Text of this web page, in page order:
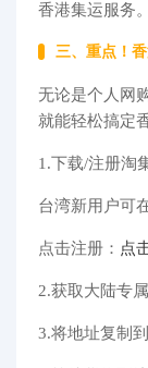
香港集运服务。​
三、重点！
无论是个人网
就能轻松搞定
1.下载/注册淘
台湾新用户可
点击注册： 点
2.获取大陆专
3.将地址复制